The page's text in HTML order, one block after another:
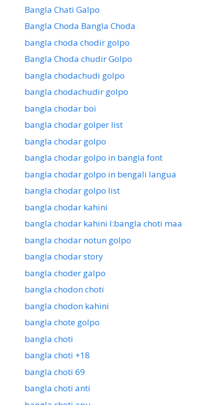
Bangla Chati Galpo
Bangla Choda Bangla Choda
bangla choda chodir golpo
Bangla Choda chudir Golpo
bangla chodachudi golpo
bangla chodachudir golpo
bangla chodar boi
bangla chodar golper list
bangla chodar golpo
bangla chodar golpo in bangla font
bangla chodar golpo in bengali langua
bangla chodar golpo list
bangla chodar kahini
bangla chodar kahini l:bangla choti maa
bangla chodar notun golpo
bangla chodar story
bangla choder galpo
bangla chodon choti
bangla chodon kahini
bangla chote golpo
bangla choti
bangla choti +18
bangla choti 69
bangla choti anti